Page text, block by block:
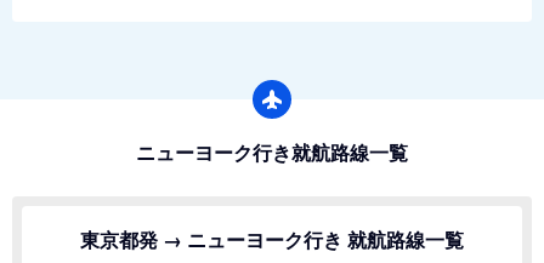
ニューヨーク行き就航路線一覧
東京都発 → ニューヨーク行き 就航路線一覧